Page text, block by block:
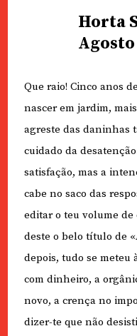
Horta
Agosto
Que raio! Cinco anos
nascer em jardim,
agreste das daninhas
cuidado da
satisfação, mas a
cabe no saco das
editar o teu volume de
deste o belo título de
depois, tudo se meteu
com dinheiro, a
novo, a crença no
dizer-te que não